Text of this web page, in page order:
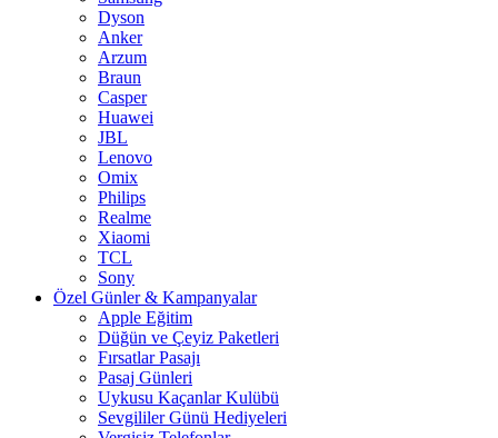
Dyson
Anker
Arzum
Braun
Casper
Huawei
JBL
Lenovo
Omix
Philips
Realme
Xiaomi
TCL
Sony
Özel Günler & Kampanyalar
Apple Eğitim
Düğün ve Çeyiz Paketleri
Fırsatlar Pasajı
Pasaj Günleri
Uykusu Kaçanlar Kulübü
Sevgililer Günü Hediyeleri